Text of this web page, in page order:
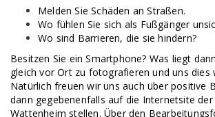
Melden Sie Schäden an Straßen.
Wo fühlen Sie sich als Fußgänger
Wo sind Barrieren, die sie hindern?
Besitzen Sie ein Smartphone? Was liegt
gleich vor Ort zu fotografieren und uns dies
Natürlich freuen wir uns auch über positive
dann gegebenenfalls auf die Internetsite der
Wattenheim stellen. Über den